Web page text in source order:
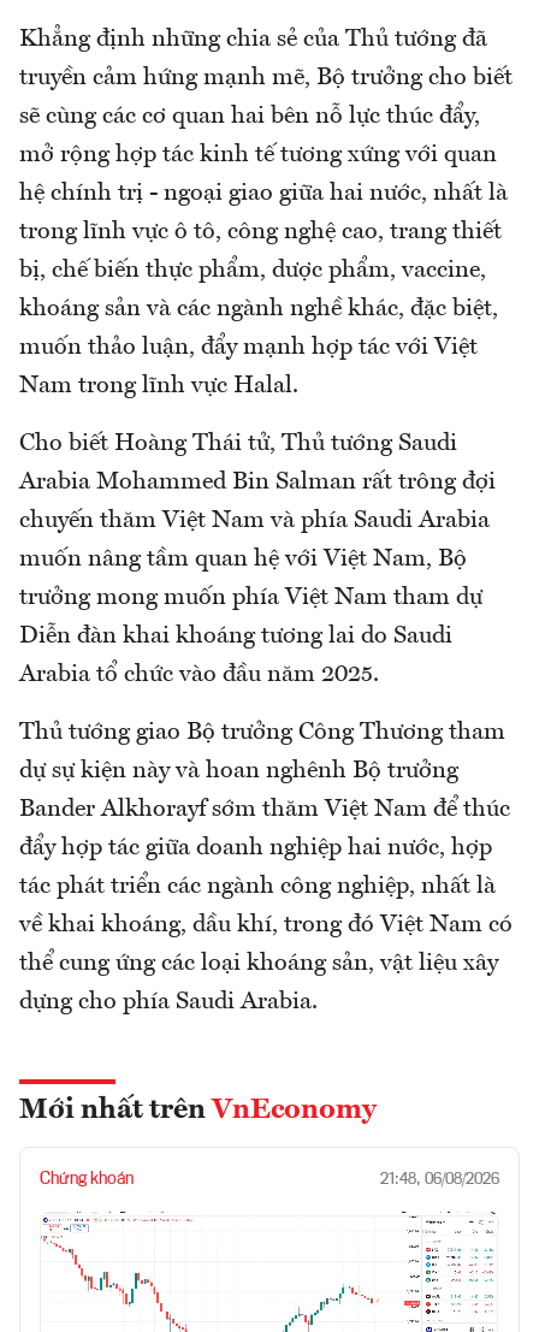
Khẳng định những chia sẻ của Thủ tướng đã
truyền cảm hứng mạnh mẽ, Bộ trưởng cho biết
sẽ cùng các cơ quan hai bên nỗ lực thúc đẩy,
mở rộng hợp tác kinh tế tương xứng với quan
hệ chính trị - ngoại giao giữa hai nước, nhất là
trong lĩnh vực ô tô, công nghệ cao, trang thiết
bị, chế biến thực phẩm, dược phẩm, vaccine,
khoáng sản và các ngành nghề khác, đặc biệt,
muốn thảo luận, đẩy mạnh hợp tác với Việt
Nam trong lĩnh vực Halal.
Cho biết Hoàng Thái tử, Thủ tướng Saudi
Arabia Mohammed Bin Salman rất trông đợi
chuyến thăm Việt Nam và phía Saudi Arabia
muốn nâng tầm quan hệ với Việt Nam, Bộ
trưởng mong muốn phía Việt Nam tham dự
Diễn đàn khai khoáng tương lai do Saudi
Arabia tổ chức vào đầu năm 2025.
Thủ tướng giao Bộ trưởng Công Thương tham
dự sự kiện này và hoan nghênh Bộ trưởng
Bander Alkhorayf sớm thăm Việt Nam để thúc
đẩy hợp tác giữa doanh nghiệp hai nước, hợp
tác phát triển các ngành công nghiệp, nhất là
về khai khoáng, dầu khí, trong đó Việt Nam có
thể cung ứng các loại khoáng sản, vật liệu xây
dựng cho phía Saudi Arabia.
Mới nhất trên VnEconomy
Chứng khoán 21:48, 06/08/2026